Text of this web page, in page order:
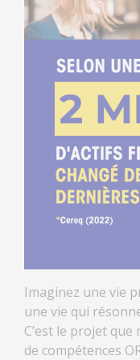
Imaginez une vie
une vie qui
C’est le projet
de compétences